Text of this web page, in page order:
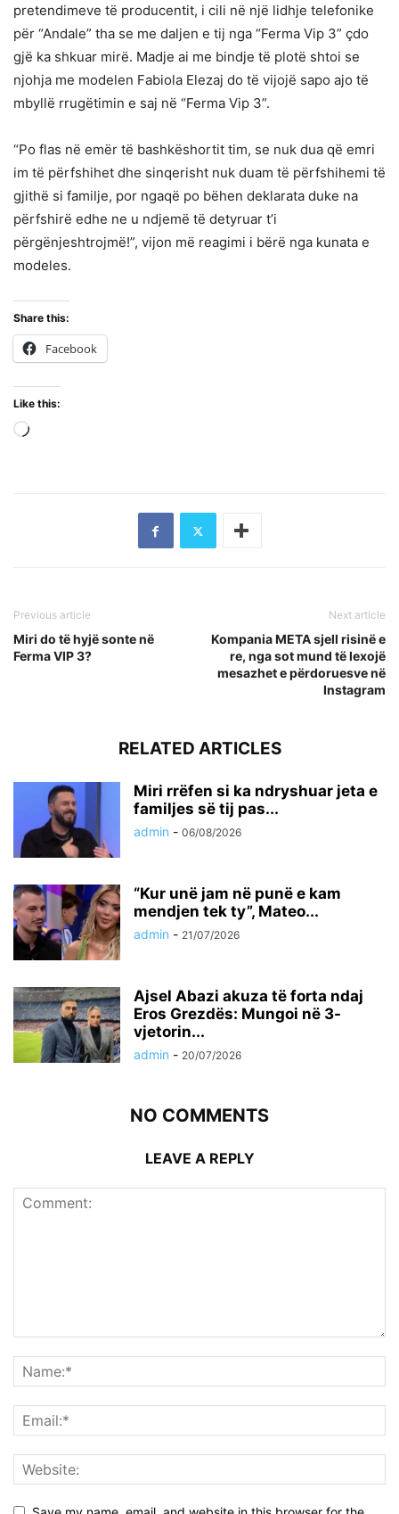
pretendimeve të producentit, i cili në një lidhje telefonike
për “Andale” tha se me daljen e tij nga “Ferma Vip 3” çdo
gjë ka shkuar mirë. Madje ai me bindje të plotë shtoi se
njohja me modelen Fabiola Elezaj do të vijojë sapo ajo të
mbyllë rrugëtimin e saj në “Ferma Vip 3”.
“Po flas në emër të bashkëshortit tim, se nuk dua që emri
im të përfshihet dhe sinqerisht nuk duam të përfshihemi të
gjithë si familje, por ngaqë po bëhen deklarata duke na
përfshirë edhe ne u ndjemë të detyruar t’i
përgënjeshtrojmë!”, vijon më reagimi i bërë nga kunata e
modeles.
Share this:
Facebook
Like this:
Previous article
Miri do të hyjë sonte në
Ferma VIP 3?
Next article
Kompania META sjell risinë e
re, nga sot mund të lexojë
mesazhet e përdoruesve në
Instagram
RELATED ARTICLES
Miri rrëfen si ka ndryshuar jeta e
familjes së tij pas...
admin - 06/08/2026
“Kur unë jam në punë e kam
mendjen tek ty”, Mateo...
admin - 21/07/2026
Ajsel Abazi akuza të forta ndaj
Eros Grezdës: Mungoi në 3-
vjetorin...
admin - 20/07/2026
NO COMMENTS
LEAVE A REPLY